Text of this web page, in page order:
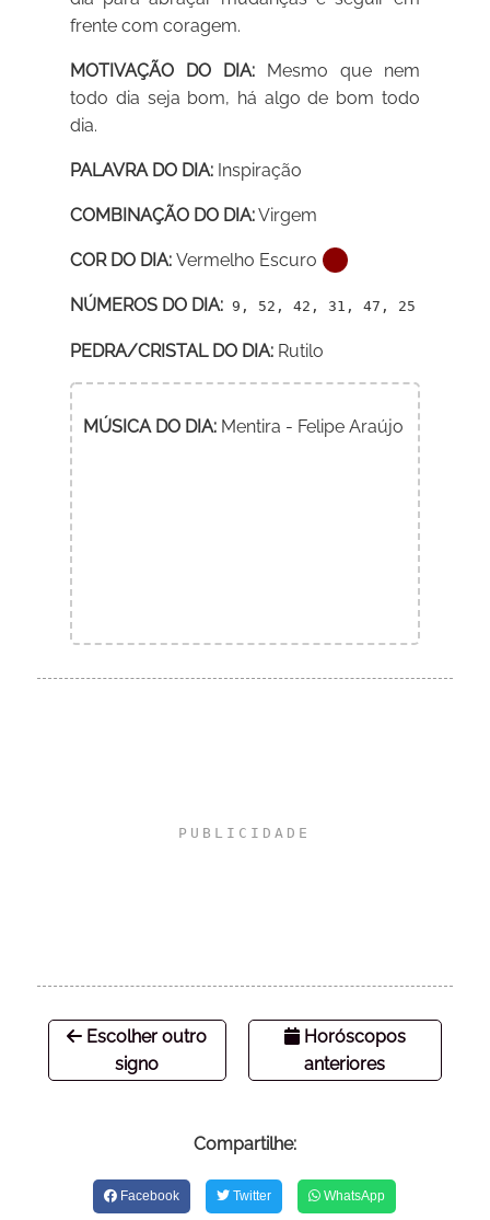
frente com coragem.
MOTIVAÇÃO DO DIA: Mesmo que nem
todo dia seja bom, há algo de bom todo
dia.
PALAVRA DO DIA: Inspiração
COMBINAÇÃO DO DIA:Virgem
COR DO DIA: Vermelho Escuro
NÚMEROS DO DIA: 9, 52, 42, 31, 47, 25
PEDRA/CRISTAL DO DIA: Rutilo
MÚSICA DO DIA: Mentira - Felipe Araújo
Escolher outro
signo
Horóscopos
anteriores
Compartilhe:
Facebook Twitter WhatsApp